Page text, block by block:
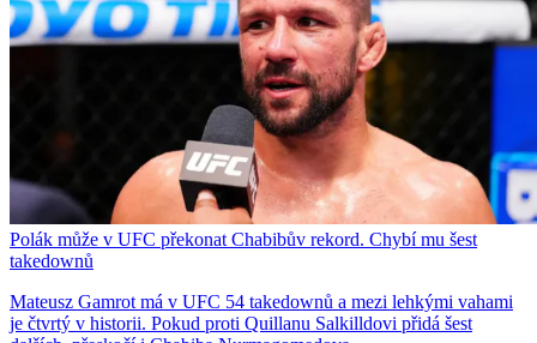
Polák může v UFC překonat Chabibův rekord. Chybí mu šest
takedownů
Mateusz Gamrot má v UFC 54 takedownů a mezi lehkými vahami
je čtvrtý v historii. Pokud proti Quillanu Salkilldovi přidá šest